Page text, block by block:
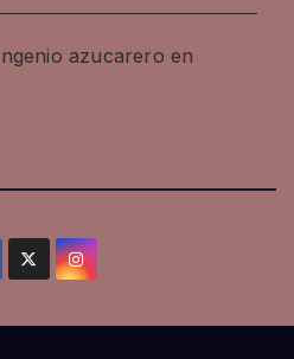
azucarero en